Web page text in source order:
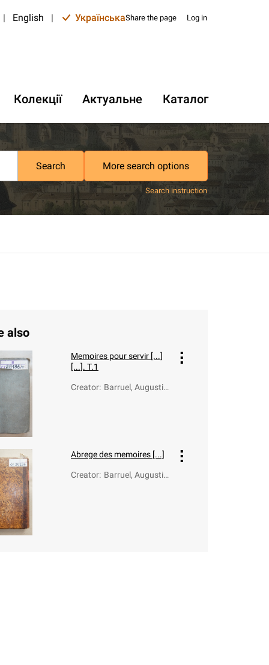
| English | УкраїнськаShare the page Log in
Колекції Актуальне Каталог
Search More search options
Search instruction
also
Memoires pour servir [...]
[...]. T.1
Creator: Barruel, Augustin
Abrege des memoires [...]
Creator: Barruel, Augustin